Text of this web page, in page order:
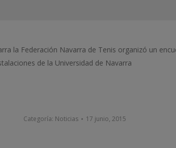
la Federación Navarra de Tenis organizó un
de la Universidad de Navarra
Categoría: Noticias 17 junio, 2015